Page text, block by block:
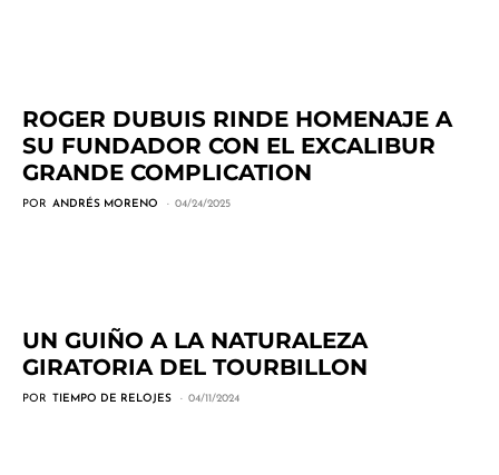
ROGER DUBUIS RINDE HOMENAJE A
SU FUNDADOR CON EL EXCALIBUR
GRANDE COMPLICATION
POR ANDRÉS MORENO 04/24/2025
UN GUIÑO A LA NATURALEZA
GIRATORIA DEL TOURBILLON
POR TIEMPO DE RELOJES 04/11/2024